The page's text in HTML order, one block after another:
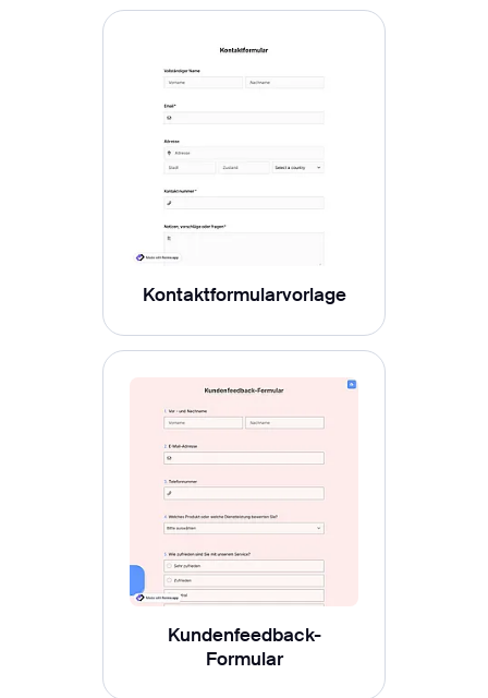
Kontaktformularvorlage
Kundenfeedback-
Formular